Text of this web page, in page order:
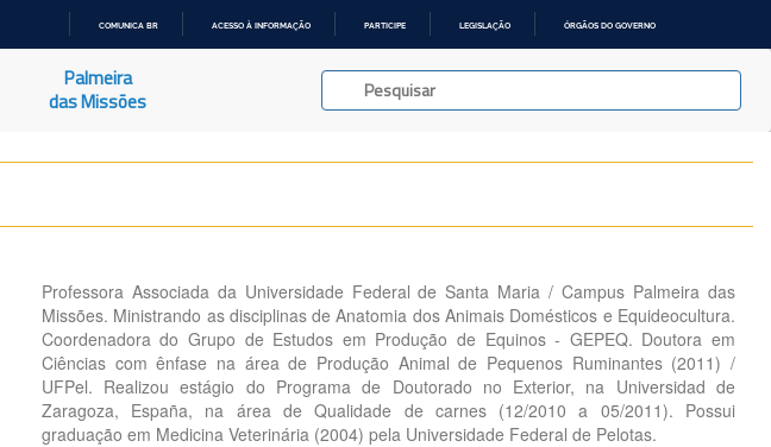
COMUNICA BR ACESSO À INFORMAÇÃO PARTICIPE LEGISLAÇÃO ÓRGÃOS DO GOVERNO
Palmeira
das Missões
Professora Associada da Universidade Federal de Santa Maria / Campus Palmeira das
Missões. Ministrando as disciplinas de Anatomia dos Animais Domésticos e Equideocultura.
Coordenadora do Grupo de Estudos em Produção de Equinos - GEPEQ. Doutora em
Ciências com ênfase na área de Produção Animal de Pequenos Ruminantes (2011) /
UFPel. Realizou estágio do Programa de Doutorado no Exterior, na Universidad de
Zaragoza, España, na área de Qualidade de carnes (12/2010 a 05/2011). Possui
graduação em Medicina Veterinária (2004) pela Universidade Federal de Pelotas.